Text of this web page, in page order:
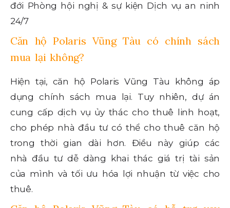
đới Phòng hội nghị & sự kiện Dịch vụ an ninh
24/7
Căn hộ Polaris Vũng Tàu có chính sách
mua lại không?
Hiện tại, căn hộ Polaris Vũng Tàu không áp
dụng chính sách mua lại. Tuy nhiên, dự án
cung cấp dịch vụ ủy thác cho thuê linh hoạt,
cho phép nhà đầu tư có thể cho thuê căn hộ
trong thời gian dài hơn. Điều này giúp các
nhà đầu tư dễ dàng khai thác giá trị tài sản
của mình và tối ưu hóa lợi nhuận từ việc cho
thuê.